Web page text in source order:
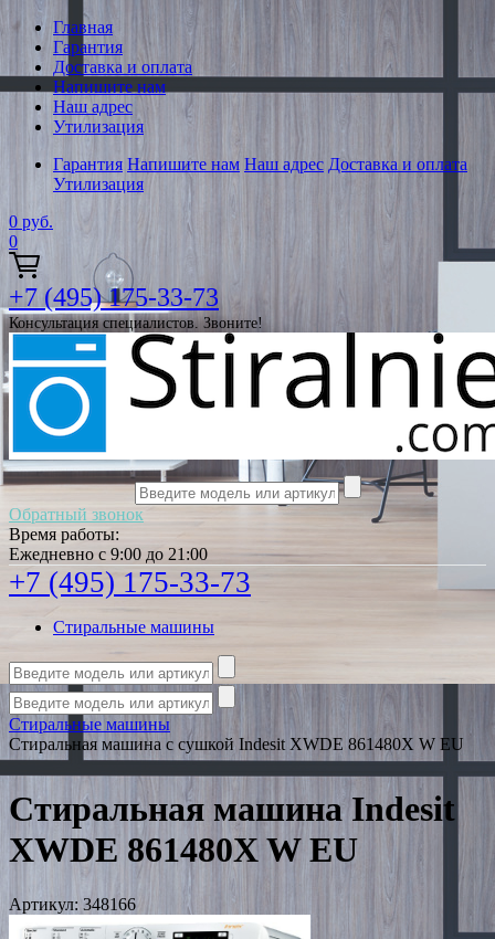
Главная
Гарантия
Доставка и оплата
Напишите нам
Наш адрес
Утилизация
Гарантия Напишите нам Наш адрес Доставка и оплата
Утилизация
0 руб.
0
+7 (495) 175-33-73
Консультация специалистов. Звоните!
Обратный звонок
Время работы:
Ежедневно с 9:00 до 21:00
+7 (495) 175-33-73
Стиральные машины
Стиральные машины
Стиральная машина с сушкой Indesit XWDE 861480X W EU
Стиральная машина Indesit
XWDE 861480X W EU
Артикул: 348166